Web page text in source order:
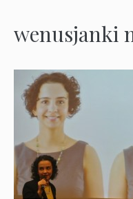
wenusjanki